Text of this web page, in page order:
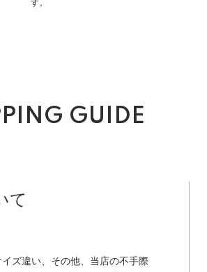
す。
GUIDE
て
ズ違い、その他、当店の不手際